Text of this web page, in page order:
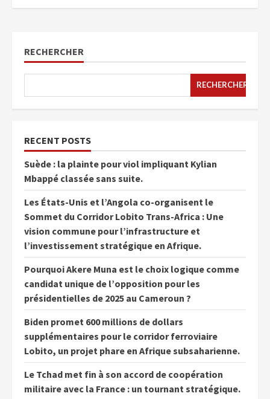
RECHERCHER
RECHERCHER
RECENT POSTS
Suède : la plainte pour viol impliquant Kylian
Mbappé classée sans suite.
Les États-Unis et l’Angola co-organisent le
Sommet du Corridor Lobito Trans-Africa : Une
vision commune pour l’infrastructure et
l’investissement stratégique en Afrique.
Pourquoi Akere Muna est le choix logique comme
candidat unique de l’opposition pour les
présidentielles de 2025 au Cameroun ?
Biden promet 600 millions de dollars
supplémentaires pour le corridor ferroviaire
Lobito, un projet phare en Afrique subsaharienne.
Le Tchad met fin à son accord de coopération
militaire avec la France : un tournant stratégique.